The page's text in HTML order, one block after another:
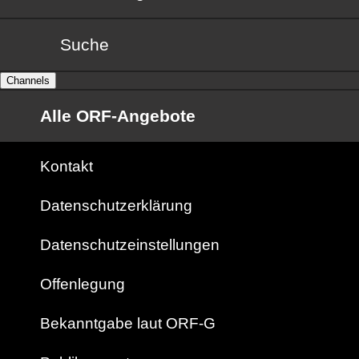
Suche
Channels
Alle ORF-Angebote
Kontakt
Datenschutzerklärung
Datenschutzeinstellungen
Offenlegung
Bekanntgabe laut ORF-G